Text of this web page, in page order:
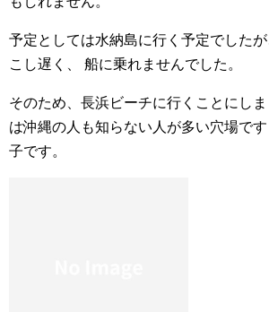
予定としては水納島に行く予定でした
こし遅く、 船に乗れませんでした。
そのため、長浜ビーチに行くことにし
は沖縄の人も知らない人が多い穴場で
子です。